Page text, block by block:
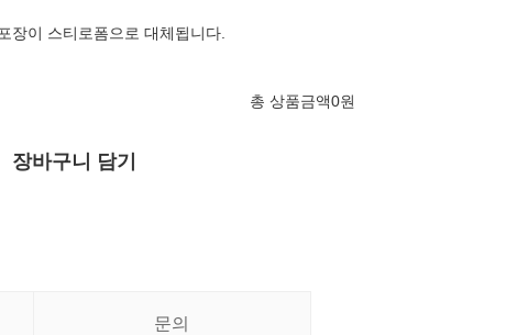
장이 스티로폼으로 대체됩니다.
총 상품금액0원
장바구니 담기
문의